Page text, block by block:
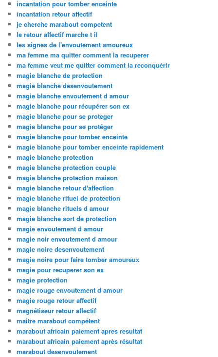
incantation pour tomber enceinte
incantation retour affectif
je cherche marabout competent
le retour affectif marche t il
les signes de l'envoutement amoureux
ma femme ma quitter comment la recuperer
ma femme veut me quitter comment la reconquérir
magie blanche de protection
magie blanche desenvoutement
magie blanche envoutement d amour
magie blanche pour récupérer son ex
magie blanche pour se proteger
magie blanche pour se protéger
magie blanche pour tomber enceinte
magie blanche pour tomber enceinte rapidement
magie blanche protection
magie blanche protection couple
magie blanche protection maison
magie blanche retour d'affection
magie blanche rituel de protection
magie blanche rituels d amour
magie blanche sort de protection
magie envoutement d amour
magie noir envoutement d amour
magie noire desenvoutement
magie noire pour faire tomber amoureux
magie pour recuperer son ex
magie protection
magie rouge envoutement d amour
magie rouge retour affectif
magnétiseur retour affectif
maitre marabout compétent
marabout africain paiement apres resultat
marabout africain paiement après résultat
marabout desenvoutement